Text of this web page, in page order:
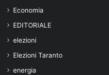
Economia
EDITORIALE
elezioni
Elezioni Taranto
energia